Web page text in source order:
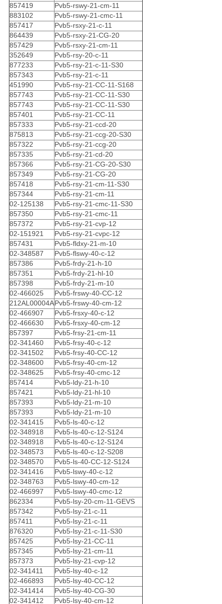
857419
Pvb5-rswy-21-cm-11
883102
Pvb5-rswy-21-cmc-11
857417
Pvb5-rsxy-21-c-11
864439
Pvb5-rsxy-21-CG-20
857429
Pvb5-rsxy-21-cm-11
352649
Pvb5-rsy-20-c-11
877233
Pvb5-rsy-21-c-11-S30
857343
Pvb5-rsy-21-c-11
451990
Pvb5-rsy-21-CC-11-S168
857743
Pvb5-rsy-21-CC-11-S30
857743
Pvb5-rsy-21-CC-11-S30
857401
Pvb5-rsy-21-CC-11
857333
Pvb5-rsy-21-ccd-20
875813
Pvb5-rsy-21-ccg-20-S30
857322
Pvb5-rsy-21-ccg-20
857335
Pvb5-rsy-21-cd-20
857366
Pvb5-rsy-21-CG-20-S30
857349
Pvb5-rsy-21-CG-20
857418
Pvb5-rsy-21-cm-11-S30
857344
Pvb5-rsy-21-cm-11
02-125138
Pvb5-rsy-21-cmc-11-S30
857350
Pvb5-rsy-21-cmc-11
857372
Pvb5-rsy-21-cvp-12
02-151921
Pvb5-rsy-21-cvpc-12
857431
Pvb5-fldxy-21-m-10
02-348587
Pvb5-flswy-40-c-12
857386
Pvb5-frdy-21-h-10
857351
Pvb5-frdy-21-hl-10
857398
Pvb5-frdy-21-m-10
02-466025
Pvb5-frswy-40-CC-12
212AL00004APvb5-frswy-40-cm-12
02-466907
Pvb5-frsxy-40-c-12
02-466630
Pvb5-frsxy-40-cm-12
857397
Pvb5-frsy-21-cm-11
02-341460
Pvb5-frsy-40-c-12
02-341502
Pvb5-frsy-40-CC-12
02-348600
Pvb5-frsy-40-cm-12
02-348625
Pvb5-frsy-40-cmc-12
857414
Pvb5-ldy-21-h-10
857421
Pvb5-ldy-21-hl-10
857393
Pvb5-ldy-21-m-10
857393
Pvb5-ldy-21-m-10
02-341415
Pvb5-ls-40-c-12
02-348918
Pvb5-ls-40-c-12-S124
02-348918
Pvb5-ls-40-c-12-S124
02-348573
Pvb5-ls-40-c-12-S208
02-348570
Pvb5-ls-40-CC-12-S124
02-341416
Pvb5-lswy-40-c-12
02-348763
Pvb5-lswy-40-cm-12
02-466997
Pvb5-lswy-40-cmc-12
862334
Pvb5-lsy-20-cm-11-GEVS
857342
Pvb5-lsy-21-c-11
857411
Pvb5-lsy-21-c-11
876320
Pvb5-lsy-21-c-11-S30
857425
Pvb5-lsy-21-CC-11
857345
Pvb5-lsy-21-cm-11
857373
Pvb5-lsy-21-cvp-12
02-341411
Pvb5-lsy-40-c-12
02-466893
Pvb5-lsy-40-CC-12
02-341414
Pvb5-lsy-40-CG-30
02-341412
Pvb5-lsy-40-cm-12